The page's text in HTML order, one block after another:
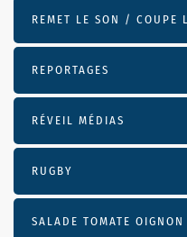
REMET LE SON / COUPE
REPORTAGES
RÉVEIL MÉDIAS
RUGBY
SALADE TOMATE OIGNON